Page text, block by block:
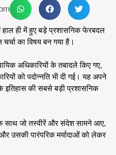
हाल ही में हुए बड़े प्रशासनिक फेरबदल
का विषय बन गया है।
अधिकारियों के तबादले किए गए,
को पदोन्नति भी दी गई। यह अपने
इतिहास की सबसे बड़ी प्रशासनिक
साथ जो तस्वीरें और संदेश सामने आए,
और उसकी पारंपरिक मर्यादाओं को लेकर